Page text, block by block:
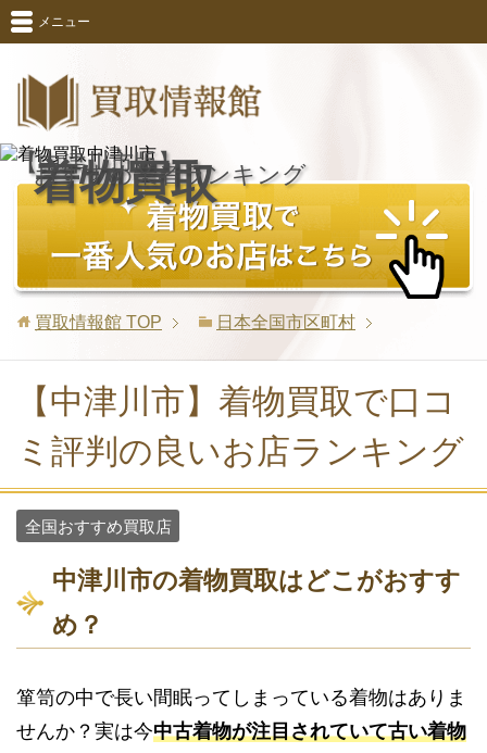
メニュー
【中津川市版】
着物買取
おすすめ業者ランキング
買取情報館 TOP 日本全国市区町村
【中津川市】着物買取で口コ
ミ評判の良いお店ランキング
全国おすすめ買取店
中津川市の着物買取はどこがおすす
め？
箪笥の中で長い間眠ってしまっている着物はありま
せんか？実は今中古着物が注目されていて古い着物